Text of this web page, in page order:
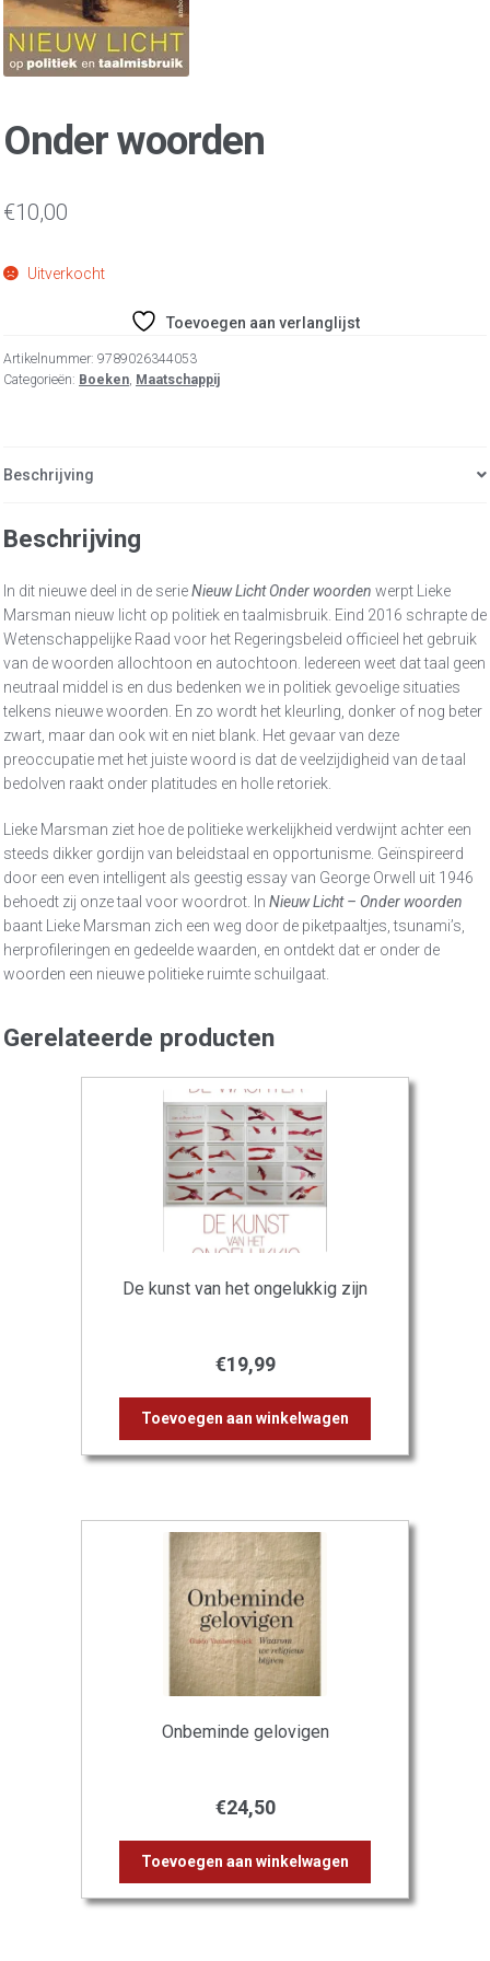
Onder woorden
€10,00
Uitverkocht
Toevoegen aan verlanglijst
Artikelnummer: 9789026344053
Categorieën: Boeken, Maatschappij
Beschrijving
Beschrijving
In dit nieuwe deel in de serieNieuw Licht Onder woorden werpt Lieke
Marsman nieuw licht op politiek en taalmisbruik. Eind 2016 schrapte de
Wetenschappelijke Raad voor het Regeringsbeleid officieel het gebruik
van de woorden allochtoon en autochtoon. Iedereen weet dat taal geen
neutraal middel is en dus bedenken we in politiek gevoelige situaties
telkens nieuwe woorden. En zo wordt het kleurling, donker of nog beter
zwart, maar dan ook wit en niet blank. Het gevaar van deze
preoccupatie met het juiste woord is dat de veelzijdigheid van de taal
bedolven raakt onder platitudes en holle retoriek.
Lieke Marsman ziet hoe de politieke werkelijkheid verdwijnt achter een
steeds dikker gordijn van beleidstaal en opportunisme. Geïnspireerd
door een even intelligent als geestig essay van George Orwell uit 1946
behoedt zij onze taal voor woordrot. In Nieuw Licht – Onder woorden
baant Lieke Marsman zich een weg door de piketpaaltjes, tsunami’s,
herprofileringen en gedeelde waarden, en ontdekt dat er onder de
woorden een nieuwe politieke ruimte schuilgaat.
Gerelateerde producten
De kunst van het ongelukkig zijn
€19,99
Toevoegen aan winkelwagen
Onbeminde gelovigen
€24,50
Toevoegen aan winkelwagen